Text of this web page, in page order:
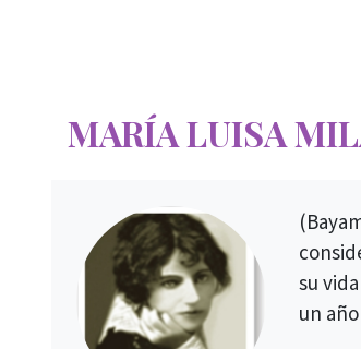
MARÍA LUISA
su
un